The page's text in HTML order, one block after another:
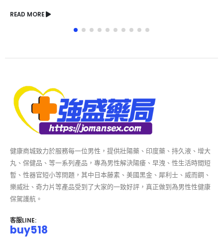
READ MORE
健康商城致力於服務每一位男性，提供壯陽藥、印度藥、持久液、增大
丸、保健品、等一系列產品，專為男性解決陽痿、早洩、性生活時間短
暫、性器官短小等問題，其中日本藤素、美國黑金、犀利士、威而鋼、
樂威壯、奇力片等產品受到了大家的一致好評，真正做到為男性性健康
保駕護航。
客服LINE:
buy518